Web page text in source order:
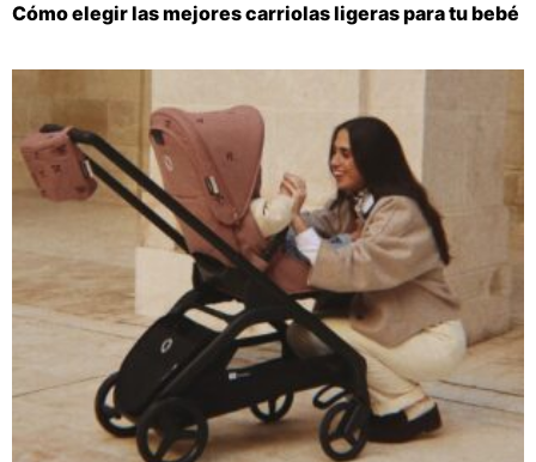
Cómo elegir las mejores carriolas ligeras para tu bebé